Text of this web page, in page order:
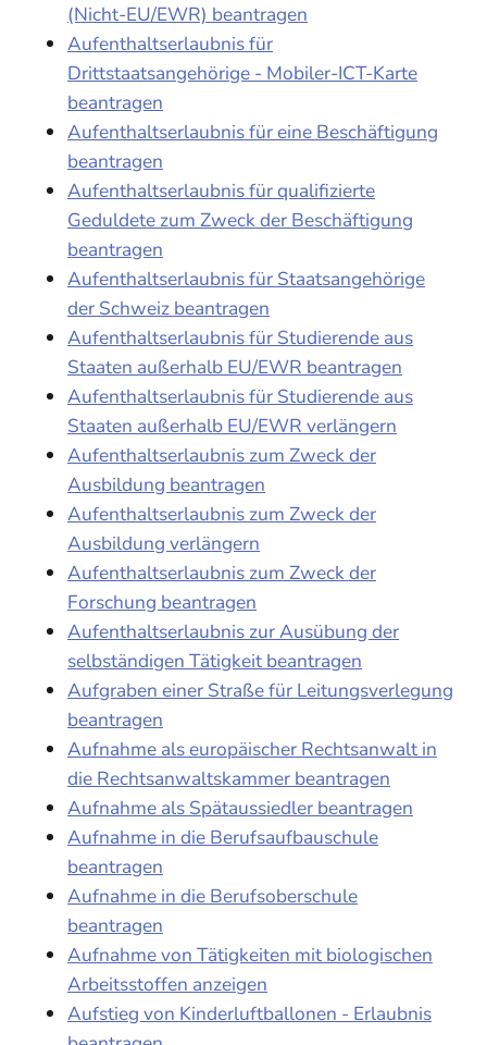
(Nicht-EU/EWR) beantragen
Aufenthaltserlaubnis für
Drittstaatsangehörige - Mobiler-ICT-Karte
beantragen
Aufenthaltserlaubnis für eine Beschäftigung
beantragen
Aufenthaltserlaubnis für qualifizierte
Geduldete zum Zweck der Beschäftigung
beantragen
Aufenthaltserlaubnis für Staatsangehörige
der Schweiz beantragen
Aufenthaltserlaubnis für Studierende aus
Staaten außerhalb EU/EWR beantragen
Aufenthaltserlaubnis für Studierende aus
Staaten außerhalb EU/EWR verlängern
Aufenthaltserlaubnis zum Zweck der
Ausbildung beantragen
Aufenthaltserlaubnis zum Zweck der
Ausbildung verlängern
Aufenthaltserlaubnis zum Zweck der
Forschung beantragen
Aufenthaltserlaubnis zur Ausübung der
selbständigen Tätigkeit beantragen
Aufgraben einer Straße für Leitungsverlegung
beantragen
Aufnahme als europäischer Rechtsanwalt in
die Rechtsanwaltskammer beantragen
Aufnahme als Spätaussiedler beantragen
Aufnahme in die Berufsaufbauschule
beantragen
Aufnahme in die Berufsoberschule
beantragen
Aufnahme von Tätigkeiten mit biologischen
Arbeitsstoffen anzeigen
Aufstieg von Kinderluftballonen - Erlaubnis